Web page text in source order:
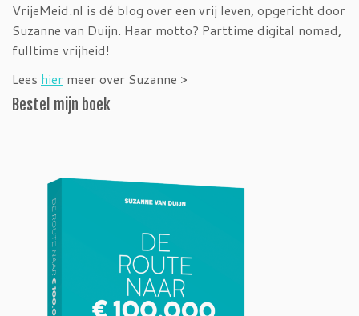
VrijeMeid.nl is dé blog over een vrij leven, opgericht door
Suzanne van Duijn. Haar motto? Parttime digital nomad,
fulltime vrijheid!
Lees hier meer over Suzanne >
Bestel mijn boek